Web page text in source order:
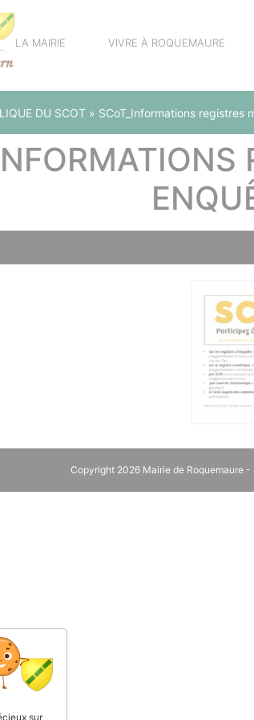
LA MAIRIE VIVRE À ROQUEMAURE
DU SCOT » SCoT_Informations registres
Copyright 2026 Mairie de Roquemaure -
sur